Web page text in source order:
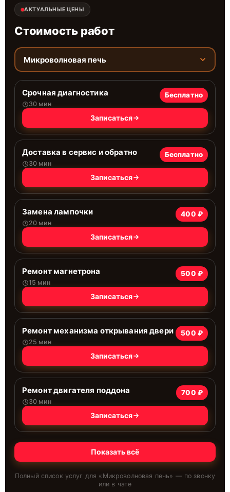
АКТУАЛЬНЫЕ ЦЕНЫ
Стоимость работ
Микроволновая печь
Срочная диагностика
30 мин
Бесплатно
Записаться
Доставка в сервис и обратно
30 мин
Бесплатно
Записаться
Замена лампочки
20 мин
400 ₽
Записаться
Ремонт магнетрона
15 мин
500 ₽
Записаться
Ремонт механизма открывания двери
25 мин
500 ₽
Записаться
Ремонт двигателя поддона
30 мин
700 ₽
Записаться
Показать всё
Полный список услуг для « Микроволновая печь» — по звонку
или в чате